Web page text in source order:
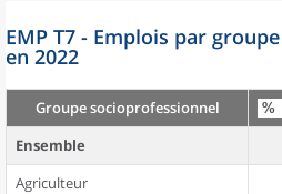
EMP T7 - Emplois par
en 2022
Groupe socioprofessionnel
Ensemble
Agriculteur